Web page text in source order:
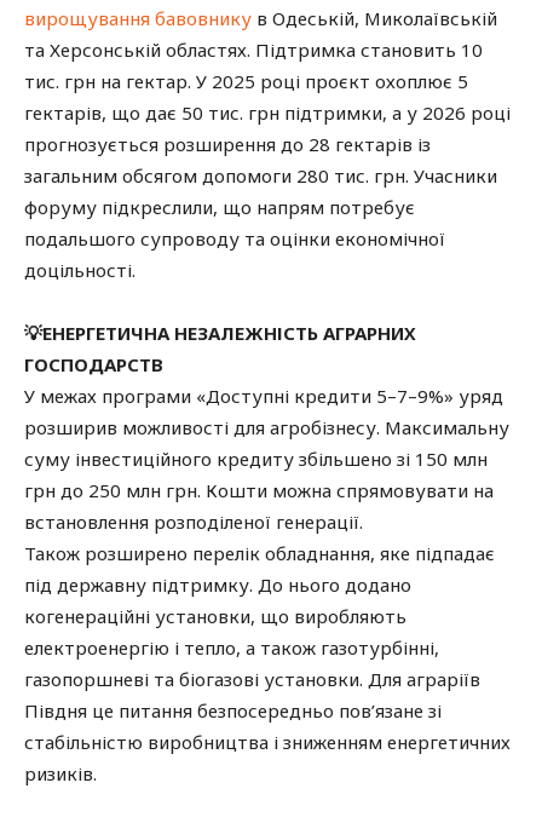
вирощування бавовнику в Одеській, Миколаївській
та Херсонській областях. Підтримка становить 10
тис. грн на гектар. У 2025 році проєкт охоплює 5
гектарів, що дає 50 тис. грн підтримки, а у 2026 році
прогнозується розширення до 28 гектарів із
загальним обсягом допомоги 280 тис. грн. Учасники
форуму підкреслили, що напрям потребує
подальшого супроводу та оцінки економічної
доцільності.
💡ЕНЕРГЕТИЧНА НЕЗАЛЕЖНІСТЬ АГРАРНИХ
ГОСПОДАРСТВ
У межах програми «Доступні кредити 5–7–9%» уряд
розширив можливості для агробізнесу. Максимальну
суму інвестиційного кредиту збільшено зі 150 млн
грн до 250 млн грн. Кошти можна спрямовувати на
встановлення розподіленої генерації.
Також розширено перелік обладнання, яке підпадає
під державну підтримку. До нього додано
когенераційні установки, що виробляють
електроенергію і тепло, а також газотурбінні,
газопоршневі та біогазові установки. Для аграріїв
Півдня це питання безпосередньо пов’язане зі
стабільністю виробництва і зниженням енергетичних
ризиків.